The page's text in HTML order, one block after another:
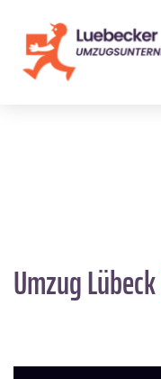
Umzug Lübeck